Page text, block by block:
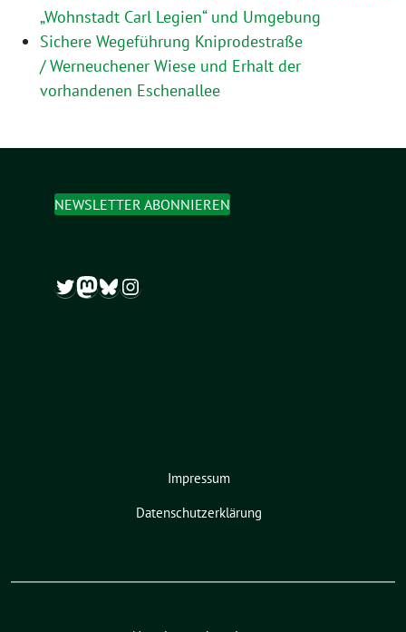
„Wohnstadt Carl Legien“ und Umgebung
Sichere Wegeführung Kniprodestraße
/ Werneuchener Wiese und Erhalt der
vorhandenen Eschenallee
NEWSLETTER ABONNIEREN
Twitter
Mastodon
Bluesky
Instagram
Impressum
Datenschutzerklärung